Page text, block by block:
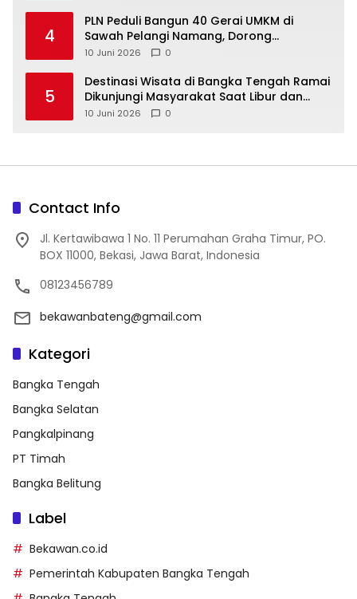
4
‎PLN Peduli Bangun 40 Gerai UMKM di
Sawah Pelangi Namang, Dorong
10 Juni 2026 0
5
‎Destinasi Wisata di Bangka Tengah Ramai
Dikunjungi Masyarakat Saat Libur dan
Akhir Pekan
10 Juni 2026 0
Contact Info
Jl. Kertawibawa 1 No. 11 Perumahan Graha Timur, PO.
BOX 11000, Bekasi, Jawa Barat, Indonesia
08123456789
bekawanbateng@gmail.com
Kategori
Bangka Tengah
Bangka Selatan
Pangkalpinang
PT Timah
Bangka Belitung
Label
Bekawan.co.id
Pemerintah Kabupaten Bangka Tengah